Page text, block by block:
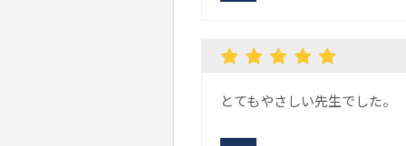
とてもやさしい先生でした。